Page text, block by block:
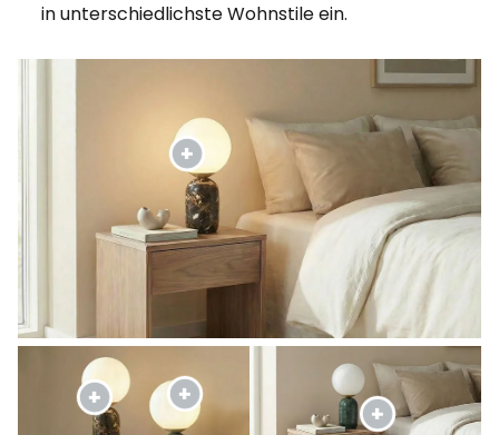
in unterschiedlichste Wohnstile ein.